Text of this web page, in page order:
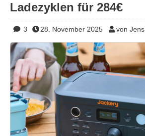
Ladezyklen für 284€
3 28. November 2025 von Jens